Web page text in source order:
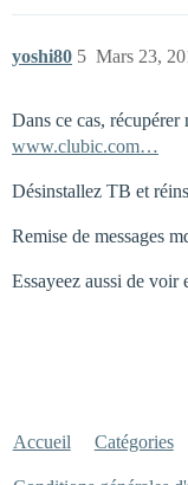
yoshi80 Mars 23,
5
Dans ce cas, récupérer
www.clubic.com…
Désinstallez TB et
Remise de messages
Essayeez aussi de voir
Accueil Catégories